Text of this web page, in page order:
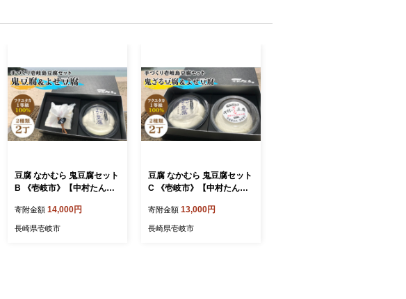
豆腐 なかむら 鬼豆腐セット
B 《壱岐市》【中村たんぱ
セット 贈り物 ギフト プレ
ゼント 化粧箱 14000 14000
寄附金額 14,000円
長崎県壱岐市
豆腐 なかむら 鬼豆腐セット
C 《壱岐市》【中村たんぱ
セット 贈り物 ギフト プレ
ゼント 化粧箱 13000 13000
寄附金額 13,000円
長崎県壱岐市